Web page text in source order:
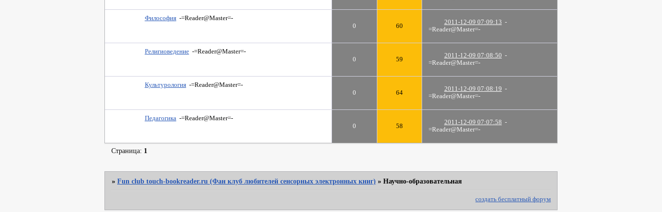
Философия -=Reader@Master=-
0
60
2011-12-09 07:09:13 -
=Reader@Master=-
Религиоведение -=Reader@Master=-
0
59
2011-12-09 07:08:50 -
=Reader@Master=-
Культурология -=Reader@Master=-
0
64
2011-12-09 07:08:19 -
=Reader@Master=-
Педагогика -=Reader@Master=-
0
58
2011-12-09 07:07:58 -
=Reader@Master=-
Страница: 1
»Fun club touch-bookreader.ru (Фан клуб любителей сенсорных электронных книг) »Научно-образовательная
создать бесплатный форум